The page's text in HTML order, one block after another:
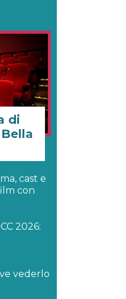
di
cast e
con
2026:
vederlo